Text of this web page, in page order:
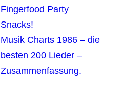
Fingerfood Party
Snacks!
Musik Charts 1986 – die
besten 200 Lieder –
Zusammenfassung.